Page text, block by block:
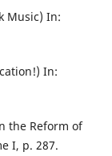
Music) In:
In:
the Reform of
I, p. 287.